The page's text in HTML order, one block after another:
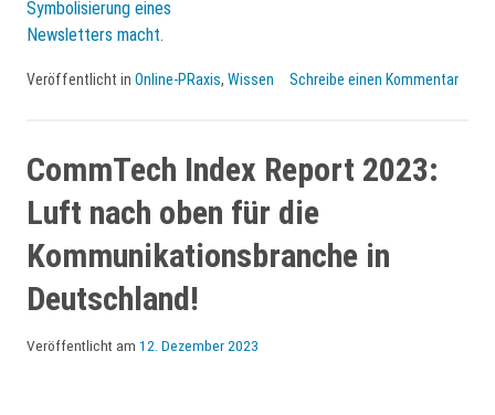
Checkliste
Tool-
Bewertung
und
Anleitung
Veröffentlicht in Online-PRaxis, Wissen Schreibe einen Kommentar
CommTech Index Report 2023:
Luft nach oben für die
Kommunikationsbranche in
Deutschland!
Veröffentlicht am 12. Dezember 2023